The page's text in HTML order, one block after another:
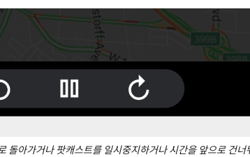
돌아가거나 팟캐스트를 일시중지하거나 시간을 앞으로 건너